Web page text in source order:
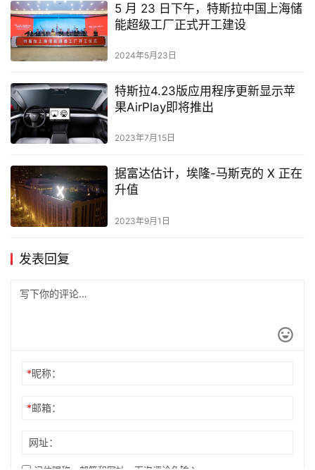
5 月 23 日下午，特斯拉中国上海储
能超级工厂正式开工建设
2024年5月23日
特斯拉4.23版应用程序更新显示苹
果AirPlay即将推出
2023年7月15日
据富达估计，埃隆-马斯克的 X 正在
升值
2023年9月1日
发表回复
*昵称：
*邮箱：
网址：